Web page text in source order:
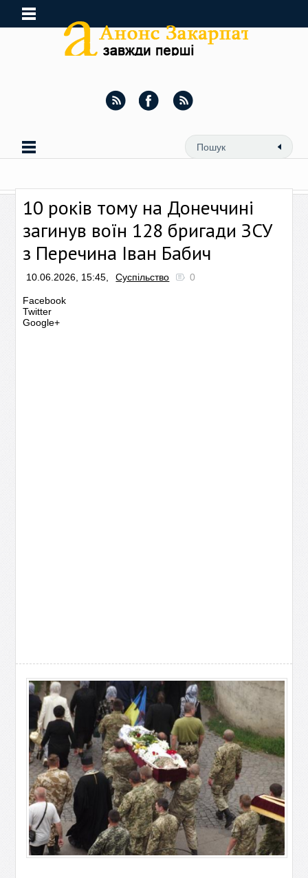
10 років тому на Донеччині
загинув воїн 128 бригади ЗСУ
з Перечина Іван Бабич
10.06.2026, 15:45, Суспільство 0
Facebook
Twitter
Google+